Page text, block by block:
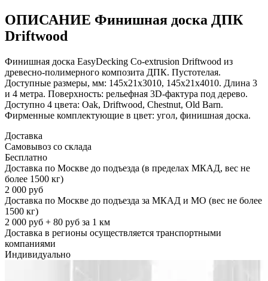
ОПИСАНИЕ Финишная доска ДПК
Driftwood
Финишная доска EasyDecking Co-extrusion Driftwood из
древесно-полимерного композита ДПК. Пустотелая.
Доступные размеры, мм: 145х21х3010, 145х21х4010. Длина 3
и 4 метра. Поверхность: рельефная 3D-фактура под дерево.
Доступно 4 цвета: Oak, Driftwood, Chestnut, Old Barn.
Фирменные комплектующие в цвет: угол, финишная доска.
Доставка
Самовывоз со склада
Бесплатно
Доставка по Москве до подъезда (в пределах МКАД, вес не
более 1500 кг)
2 000 руб
Доставка по Москве до подъезда за МКАД и МО (вес не более
1500 кг)
2 000 руб + 80 руб за 1 км
Доставка в регионы осуществляется транспортными
компаниями
Индивидуально